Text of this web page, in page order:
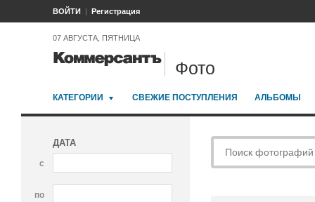
ВОЙТИ Регистрация
07 АВГУСТА, ПЯТНИЦА
Фото
КАТЕГОРИИ СВЕЖИЕ ПОСТУПЛЕНИЯ АЛЬБОМЫ
ДАТА
с
по